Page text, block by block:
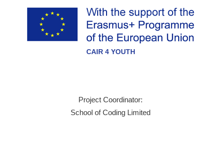
CAIR 4 YOUTH
Project Coordinator:
School of Coding Limited